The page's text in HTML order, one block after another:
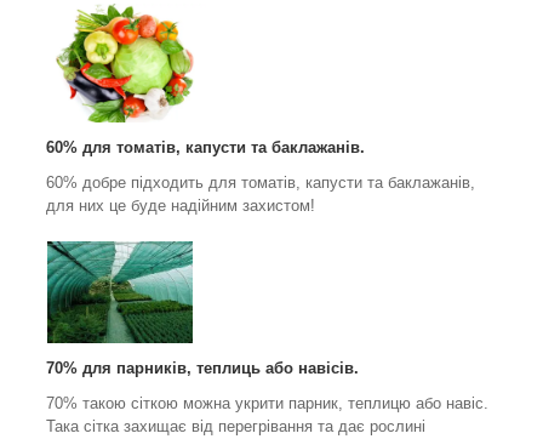
60% для томатів, капусти та баклажанів.
60% добре підходить для томатів, капусти та баклажанів,
для них це буде надійним захистом!
70% для парників, теплиць або навісів.
70% такою сіткою можна укрити парник, теплицю або навіс.
Така сітка захищає від перегрівання та дає рослині